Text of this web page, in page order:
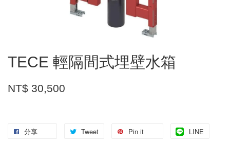
TECE 輕隔間式埋壁水箱
NT$ 30,500
分享 Tweet Pin it LINE